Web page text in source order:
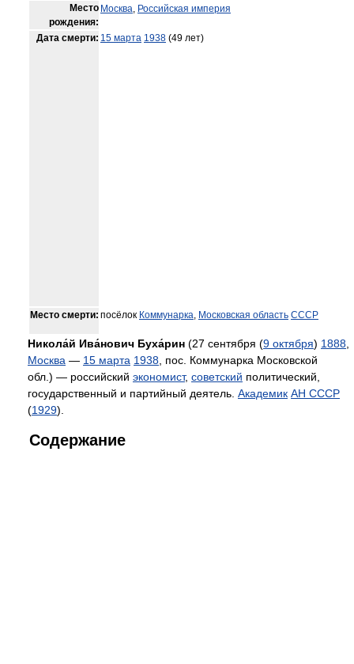
Место
рождения:
Москва, Российская империя
Дата смерти: 15 марта 1938 (49 лет)
Место смерти: посёлок Коммунарка, Московская область СССР
Никола́й Ива́нович Буха́рин (27 сентября (9 октября) 1888
Москва — 15 марта 1938 , пос. Коммунарка Московской
обл.) — российский экономист, советский политический,
государственный и партийный деятель. Академик АН СССР
(1929).
Содержание